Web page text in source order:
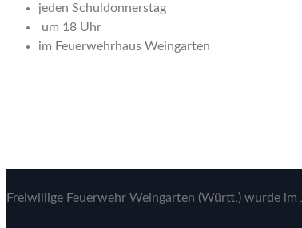
jeden Schuldonnerstag
um 18 Uhr
im Feuerwehrhaus Weingarten
Freiwillige Feuerwehr Weingarten (Württ.) wurde